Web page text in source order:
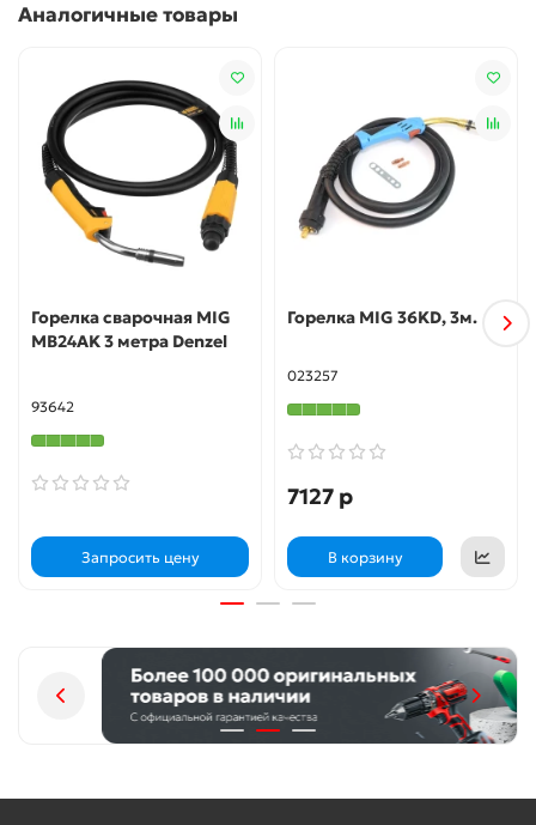
Аналогичные товары
Горелка сварочная MIG
MB24AK 3 метра Denzel
93642
Запросить цену
Горелка MIG 36KD, 3м.
023257
7127 р
В корзину